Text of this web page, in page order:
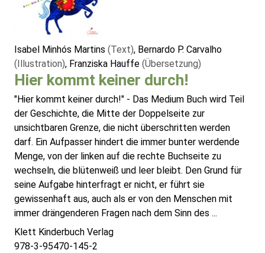
Isabel Minhós Martins (Text), Bernardo P. Carvalho
(Illustration), Franziska Hauffe (Übersetzung)
Hier kommt keiner durch!
"Hier kommt keiner durch!" - Das Medium Buch wird Teil
der Geschichte, die Mitte der Doppelseite zur
unsichtbaren Grenze, die nicht überschritten werden
darf. Ein Aufpasser hindert die immer bunter werdende
Menge, von der linken auf die rechte Buchseite zu
wechseln, die blütenweiß und leer bleibt. Den Grund für
seine Aufgabe hinterfragt er nicht, er führt sie
gewissenhaft aus, auch als er von den Menschen mit
immer drängenderen Fragen nach dem Sinn des ...
Klett Kinderbuch Verlag
978-3-95470-145-2